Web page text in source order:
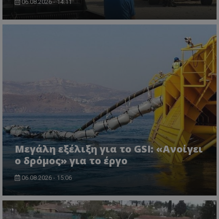
06.08.2026 - 14:11
Μεγάλη εξέλιξη για το GSI: «Ανοίγει
ο δρόμος» για το έργο
06.08.2026 - 15:06
Microsoft Corporation